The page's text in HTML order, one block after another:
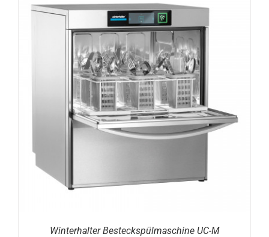
DETAILS
Winterhalter Besteckspülmaschine UC-M